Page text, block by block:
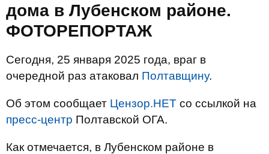
дома в Лубенском районе.
ФОТОРЕПОРТАЖ
Сегодня, 25 января 2025 года, враг в
очередной раз атаковал Полтавщину.
Об этом сообщает Цензор.НЕТ со ссылкой на
пресс-центр Полтавской ОГА.
Как отмечается, в Лубенском районе в